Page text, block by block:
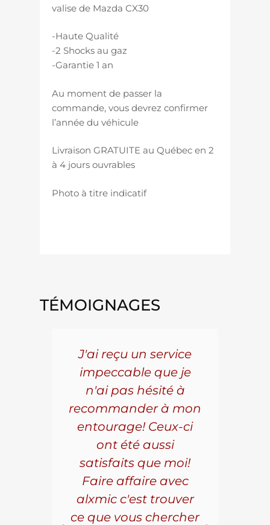
valise de Mazda CX30
-Haute Qualité
-2 Shocks au gaz
-Garantie 1 an
Au moment de passer la
commande, vous devrez confirmer
l’année du véhicule
Livraison GRATUITE au Québec en 2
à 4 jours ouvrables
Photo à titre indicatif
TÉMOIGNAGES
J'ai reçu un service
impeccable que je
n'ai pas hésité à
recommander à mon
entourage! Ceux-ci
ont été aussi
satisfaits que moi!
Faire affaire avec
alxmic c'est trouver
ce que vous chercher